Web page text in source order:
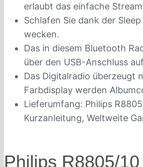
erlaubt das einfache
Schlafen Sie dank der
wecken.
Das in diesem Bluetooth
über den USB-Anschluss
Das Digitalradio überzeugt
Farbdisplay werden
Lieferumfang: Philips
Kurzanleitung, Weltweite
Philips R8805/